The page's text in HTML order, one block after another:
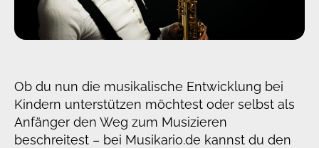
Ob du nun die musikalische Entwicklung bei
Kindern unterstützen möchtest oder selbst als
Anfänger den Weg zum Musizieren
beschreitest – bei Musikario.de kannst du den